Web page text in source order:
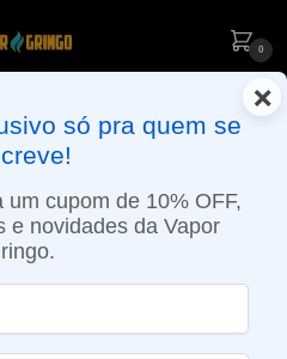
0
PAULO (SEG A SEX): PEDIDOS
15:30 VIA MOTOBOY
×
só pra quem se
cupom de 10% OFF,
e novidades da Vapor